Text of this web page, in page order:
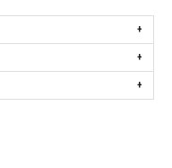
Sitesi Taşoluk Yolu Sk.
Başakşehir / İstanbul